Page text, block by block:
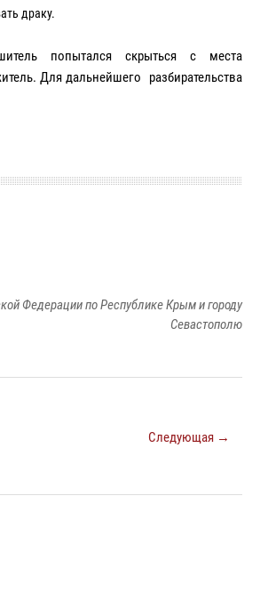
драку.
попытался скрыться с места
Для дальнейшего разбирательства
Федерации по Республике Крым и городу
Севастополю
Следующая →